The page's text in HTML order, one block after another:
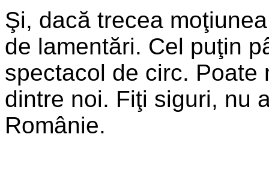
Şi, dacă trecea
de lamentări. Cel puţin
spectacol de circ. Poate
dintre noi. Fiţi siguri, nu
Românie.